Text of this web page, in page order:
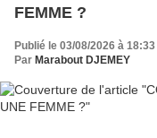
FEMME ?
Publié le 03/08/2026 à 18:33
Par Marabout DJEMEY